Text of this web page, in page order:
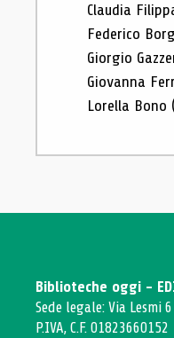
Claudia
Federico
Giorgio
Giovanna
Lorella Bono
Biblioteche oggi -
Sede legale: Via Lesmi
P.IVA, C.F. 01823660152